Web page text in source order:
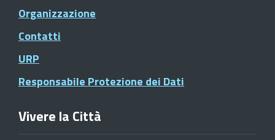
Organizzazione
Contatti
URP
Responsabile Protezione dei Dati
Vivere la Città